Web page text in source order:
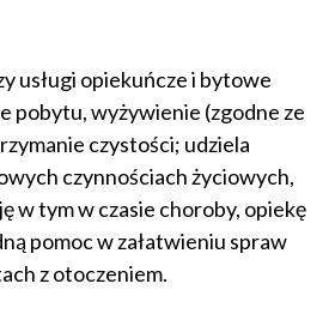
usługi opiekuńcze i bytowe
pobytu, wyżywienie (zgodne ze
czystości; udziela
czynnościach życiowych,
w tym w czasie choroby, opiekę
pomoc w załatwieniu spraw
z otoczeniem.